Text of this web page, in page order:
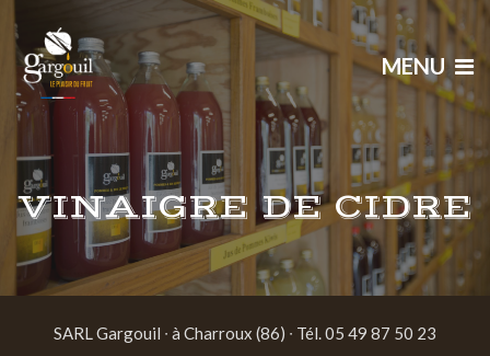
MENU
VINAIGRE DE CIDRE
SARL Gargouil ∙ à Charroux (86) ∙ Tél. 05 49 87 50 23